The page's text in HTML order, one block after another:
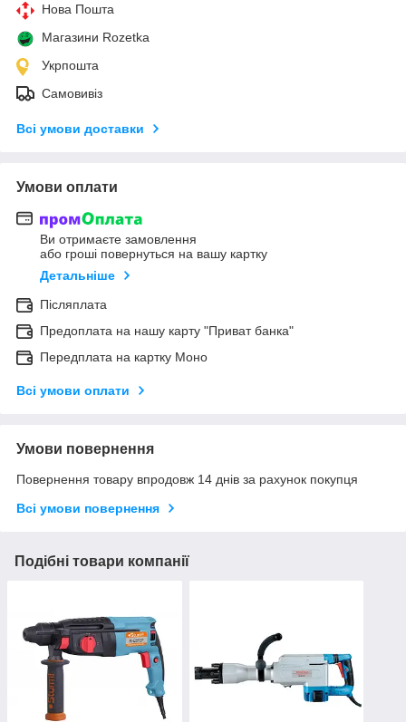
Нова Пошта
Магазини Rozetka
Укрпошта
Самовивіз
Всі умови доставки
Умови оплати
Ви отримаєте замовлення
або гроші повернуться на вашу картку
Детальніше
Післяплата
Предоплата на нашу карту "Приват банка"
Передплата на картку Моно
Всі умови оплати
Умови повернення
Повернення товару впродовж 14 днів за рахунок покупця
Всі умови повернення
Подібні товари компанії